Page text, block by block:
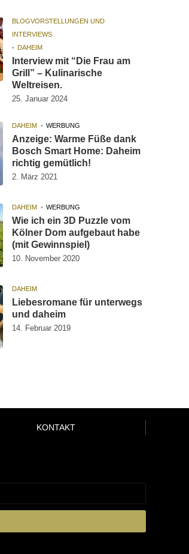
BLOGVORSTELLUNGEN UND
INTERVIEWS
DAHEIM
Interview mit “Die Frau am
Grill” – Kulinarische
Weltreisen.
25. Januar 2024
DAHEIM WERBUNG
Anzeige: Warme Füße dank
Bosch Smart Home: Daheim
richtig gemütlich!
2. März 2021
DAHEIM WERBUNG
Wie ich ein 3D Puzzle vom
Kölner Dom aufgebaut habe
(mit Gewinnspiel)
10. November 2020
DAHEIM
Liebesromane für unterwegs
und daheim
14. Februar 2019
KONTAKT